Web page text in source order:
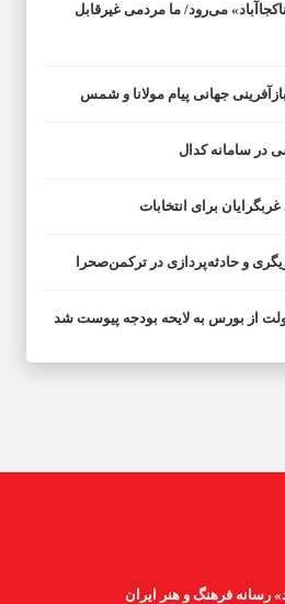
می‌رود/ ما مردمی غیرقابل
برای انتخابات
و حادثه‌پردازی در ترکمن‌صحرا
رسانه فرهنگ و هنر ایران